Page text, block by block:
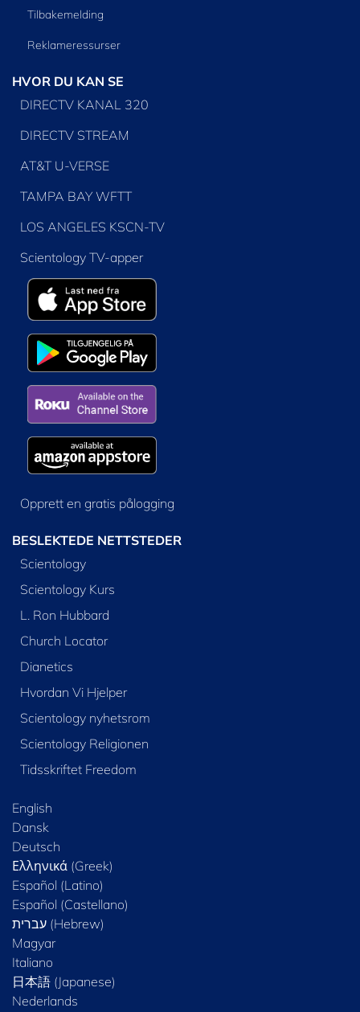
Tilbakemelding
Reklameressurser
HVOR DU KAN SE
DIRECTV KANAL 320
DIRECTV STREAM
AT&T U-VERSE
TAMPA BAY WFTT
LOS ANGELES KSCN-TV
Scientology TV-apper
Opprett en gratis pålogging
BESLEKTEDE NETTSTEDER
Scientology
Scientology Kurs
L. Ron Hubbard
Church Locator
Dianetics
Hvordan Vi Hjelper
Scientology nyhetsrom
Scientology Religionen
Tidsskriftet Freedom
English
Dansk
Deutsch
Ελληνικά (Greek)
Español (Latino)
Español (Castellano)
Magyar
Italiano
日本語 (Japanese)
Nederlands